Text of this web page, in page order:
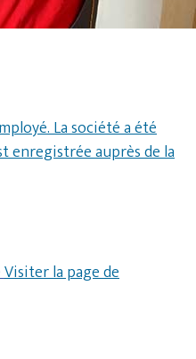
La société a été
enregistrée auprès de la
Visiter la page de